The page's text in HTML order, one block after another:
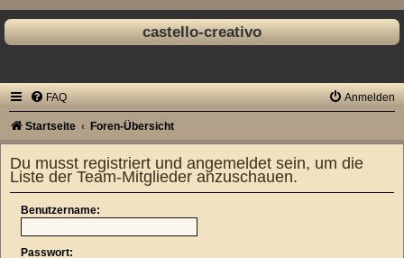
castello-creativo
FAQ Anmelden
Startseite Foren-Übersicht
Du musst registriert und angemeldet sein, um die
Liste der Team-Mitglieder anzuschauen.
Benutzername:
Passwort: